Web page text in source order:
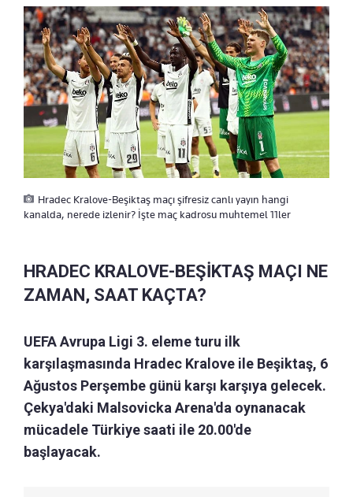
Hradec Kralove-Beşiktaş maçı şifresiz canlı yayın hangi
kanalda, nerede izlenir? İşte maç kadrosu muhtemel 11ler
HRADEC KRALOVE-BEŞİKTAŞ MAÇI NE
ZAMAN, SAAT KAÇTA?
UEFA Avrupa Ligi 3. eleme turu ilk
karşılaşmasında Hradec Kralove ile Beşiktaş, 6
Ağustos Perşembe günü karşı karşıya gelecek.
Çekya'daki Malsovicka Arena'da oynanacak
mücadele Türkiye saati ile 20.00'de
başlayacak.